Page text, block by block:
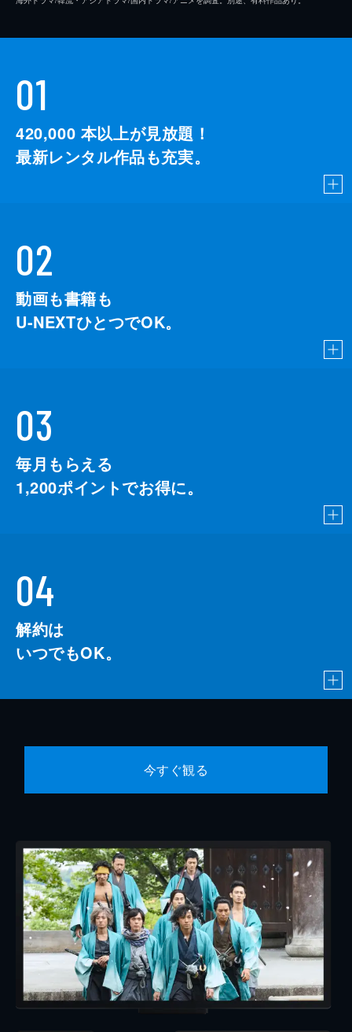
01
420,000 本以上が見放題！
最新レンタル作品も充実。
02
動画も書籍も
U-NEXTひとつでOK。
03
毎月もらえる
1,200ポイントでお得に。
04
解約は
いつでもOK。
今すぐ観る